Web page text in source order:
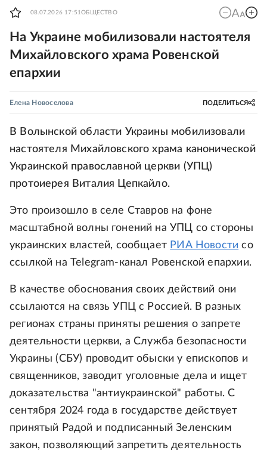
08.07.2026 17:51ОБЩЕСТВО
На Украине мобилизовали настоятеля
Михайловского храма Ровенской
епархии
Елена Новоселова ПОДЕЛИТЬСЯ
В Волынской области Украины мобилизовали
настоятеля Михайловского храма канонической
Украинской православной церкви (УПЦ)
протоиерея Виталия Цепкайло.
Это произошло в селе Ставров на фоне
масштабной волны гонений на УПЦ со стороны
украинских властей, сообщает РИА Новости со
ссылкой на Telegram-канал Ровенской епархии.
В качестве обоснования своих действий они
ссылаются на связь УПЦ с Россией. В разных
регионах страны приняты решения о запрете
деятельности церкви, а Служба безопасности
Украины (СБУ) проводит обыски у епископов и
священников, заводит уголовные дела и ищет
доказательства "антиукраинской" работы. С
сентября 2024 года в государстве действует
принятый Радой и подписанный Зеленским
закон, позволяющий запретить деятельность